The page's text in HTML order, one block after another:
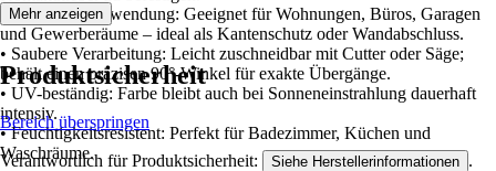
• Vielseitige Anwendung: Geeignet für Wohnungen, Büros, Garagen
und Gewerberäume – ideal als Kantenschutz oder Wandabschluss.
• Saubere Verarbeitung: Leicht zuschneidbar mit Cutter oder Säge;
behält einen präzisen 90°-Winkel für exakte Übergänge.
• UV-beständig: Farbe bleibt auch bei Sonneneinstrahlung dauerhaft
intensiv.
• Feuchtigkeitsresistent: Perfekt für Badezimmer, Küchen und
Waschräume.
Mehr anzeigen
Produktsicherheit
Bereich überspringen
Verantwortlich für Produktsicherheit: Siehe Herstellerinformationen .